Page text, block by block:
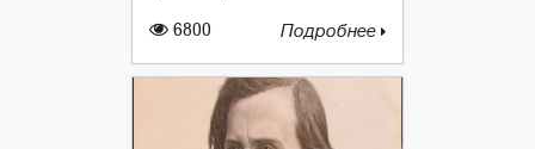
6800 Подробнее